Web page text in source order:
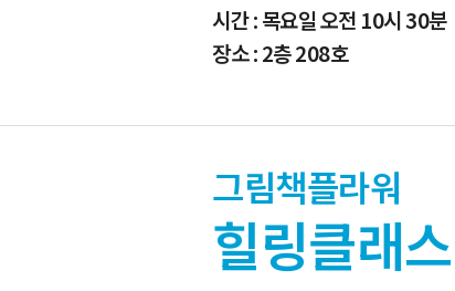
시간 : 목요일 오전 10시 30분
장소 : 2층 208호
그림책플라워
힐링클래스